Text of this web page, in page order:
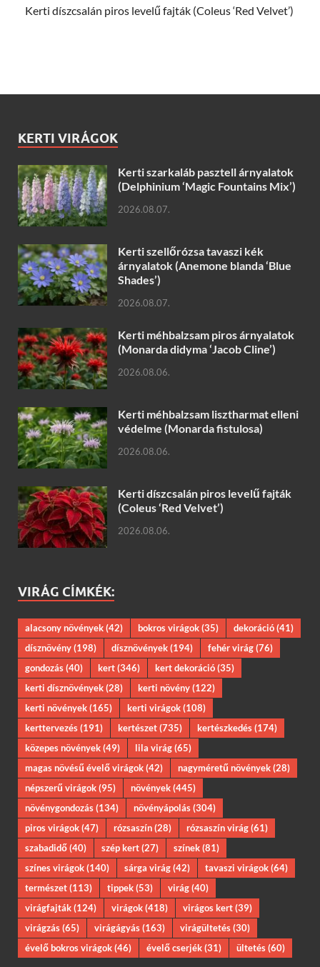
Kerti díszcsalán piros levelű fajták (Coleus ‘Red Velvet’)
KERTI VIRÁGOK
Kerti szarkaláb pasztell árnyalatok
(Delphinium ‘Magic Fountains Mix’)
2026.08.07.
Kerti szellőrózsa tavaszi kék
árnyalatok (Anemone blanda ‘Blue
Shades’)
2026.08.07.
Kerti méhbalzsam piros árnyalatok
(Monarda didyma ‘Jacob Cline’)
2026.08.06.
Kerti méhbalzsam lisztharmat elleni
védelme (Monarda fistulosa)
2026.08.06.
Kerti díszcsalán piros levelű fajták
(Coleus ‘Red Velvet’)
2026.08.06.
VIRÁG CÍMKÉK:
alacsony növények(42) bokros virágok(35) dekoráció(41)
dísznövény(198) dísznövények(194) fehér virág(76)
gondozás(40) kert(346) kert dekoráció(35)
kerti dísznövények(28) kerti növény(122)
kerti növények(165) kerti virágok(108)
kerttervezés(191) kertészet(735) kertészkedés(174)
közepes növények(49) lila virág(65)
magas növésű évelő virágok(42) nagyméretű növények(28)
népszerű virágok(95) növények(445)
növénygondozás(134) növényápolás(304)
piros virágok(47) rózsaszín(28) rózsaszín virág(61)
szabadidő(40) szép kert(27) színek(81)
színes virágok(140) sárga virág(42) tavaszi virágok(64)
természet(113) tippek(53) virág(40)
virágfajták(124) virágok(418) virágos kert(39)
virágzás(65) virágágyás(163) virágültetés(30)
évelő bokros virágok(46) évelő cserjék(31) ültetés(60)